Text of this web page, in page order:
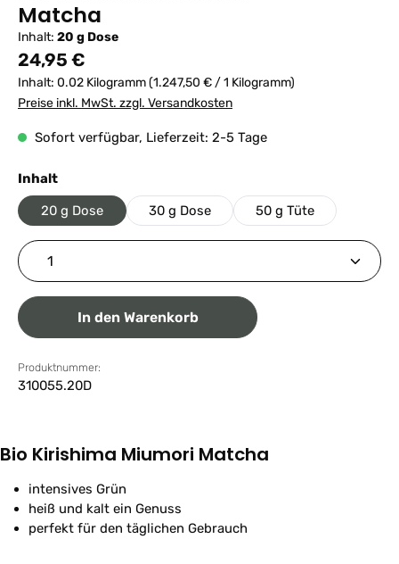
Matcha
Inhalt: 20 g Dose
Regulärer Preis:
24,95 €
Inhalt: 0.02 Kilogramm(1.247,50 € / 1 Kilogramm)
Preise inkl. MwSt. zzgl. Versandkosten
Sofort verfügbar, Lieferzeit: 2-5 Tage
Inhaltauswählen
20 g Dose 30 g Dose 50 g Tüte
Produkt Anzahl: Gib den gewünschten Wert ein
In den Warenkorb
Produktnummer:
310055.20D
Bio Kirishima Miumori Matcha
intensives Grün
heiß und kalt ein Genuss
perfekt für den täglichen Gebrauch